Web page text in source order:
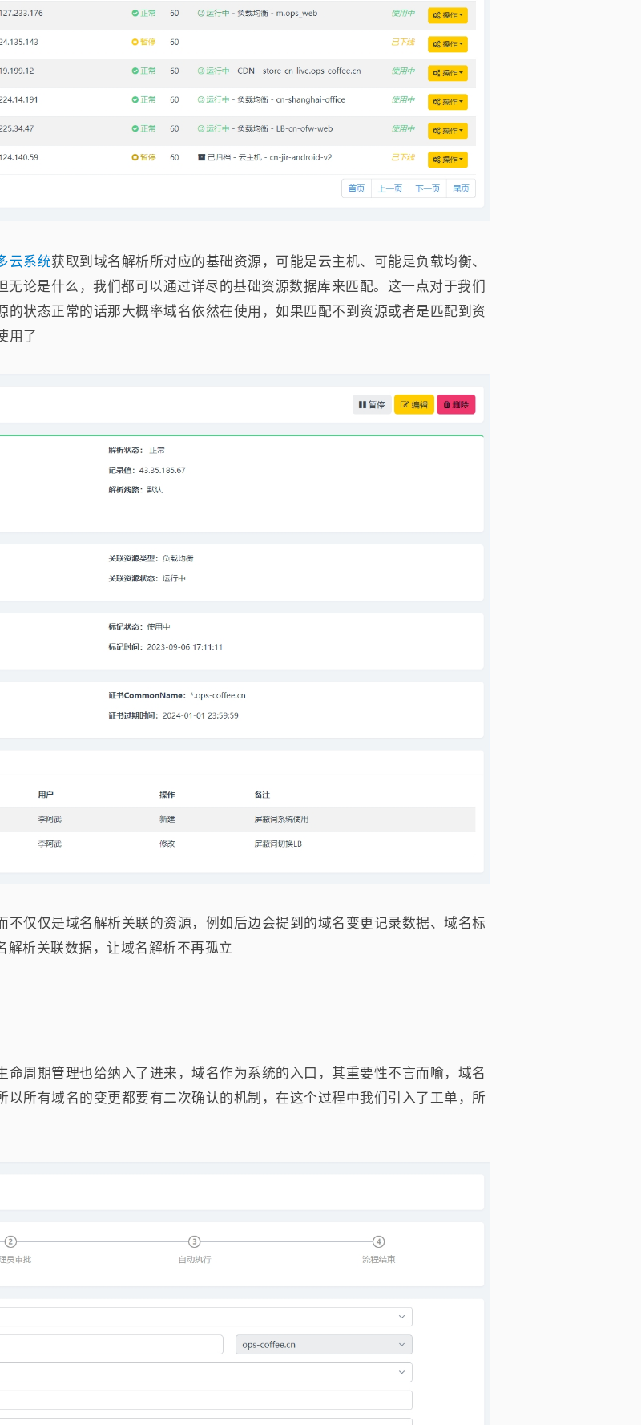
云系统获取到域名解析所对应的基础资源，可能是云主机、可能是负载均衡、
无论是什么，我们都可以通过详尽的基础资源数据库来匹配。这一点对于我们
状态正常的话那大概率域名依然在使用，如果匹配不到资源或者是匹配到资
用了
仅仅是域名解析关联的资源，例如后边会提到的域名变更记录数据、域名标
解析关联数据，让域名解析不再孤立
周期管理也给纳入了进来，域名作为系统的入口，其重要性不言而喻，域名
所有域名的变更都要有二次确认的机制，在这个过程中我们引入了工单，所